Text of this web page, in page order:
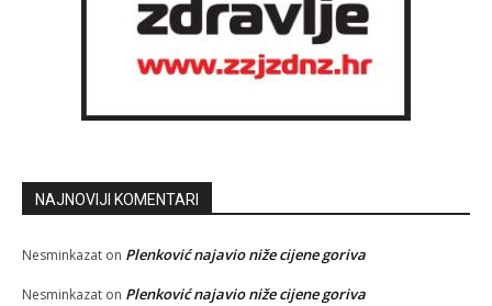
NAJNOVIJI KOMENTARI
Nesminkazat on Plenković najavio niže cijene goriva
Nesminkazat on Plenković najavio niže cijene goriva